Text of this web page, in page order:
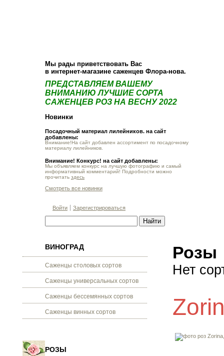
Мы рады приветствовать Вас
в интернет-магазине саженцев Флора-нова.
ПРЕДСТАВЛЯЕМ ВАШЕМУ
ВНИМАНИЮ ЛУЧШИЕ СОРТА
САЖЕНЦЕВ РОЗ НА ВЕСНУ 2022
Новинки
Посадочный материал лилейников. на сайт
добавлены:
Внимание!На сайт добавлен ассортимент по посадочному
материалу лилейников.
Внимание! Конкурс! на сайт добавлены:
Мы объявляем конкурс на лучшую фотографию и самый
информативный комментарий! Подробности можно
прочитать здесь
Смотреть все новинки
Войти Зарегистрироваться
ВИНОГРАД
Саженцы столовых сортов
Саженцы универсальных сортов
Саженцы бессемянных сортов
Саженцы винных сортов
РОЗЫ
Розы
Нет